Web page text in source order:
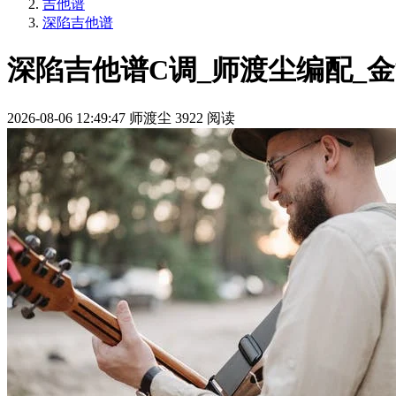
吉他谱
深陷吉他谱
深陷吉他谱C调_师渡尘编配_
2026-08-06 12:49:47 师渡尘 3922 阅读